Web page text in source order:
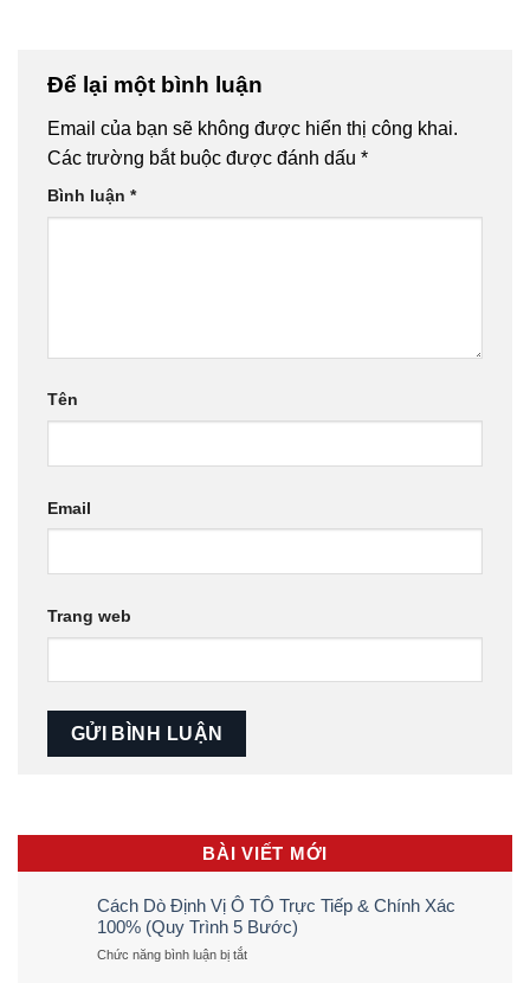
Để lại một bình luận
Email của bạn sẽ không được hiển thị công khai.
Các trường bắt buộc được đánh dấu *
Bình luận *
Tên
Email
Trang web
BÀI VIẾT MỚI
Cách Dò Định Vị Ô TÔ Trực Tiếp & Chính Xác
100% (Quy Trình 5 Bước)
Chức năng bình luận bị tắtở